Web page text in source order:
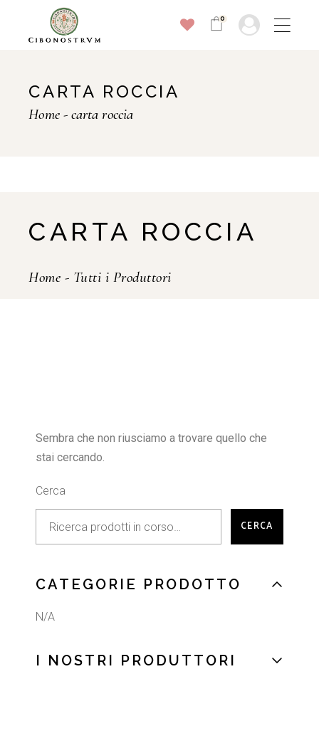
0
CARTA ROCCIA
Home carta roccia
CARTA ROCCIA
Home - Tutti i Produttori
Sembra che non riusciamo a trovare quello che
stai cercando.
Cerca
CERCA
CATEGORIE PRODOTTO
N/A
I NOSTRI PRODUTTORI